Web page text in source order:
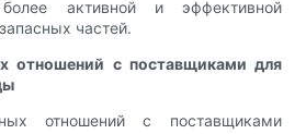
активной и эффективной
частей.
отношений с поставщиками для
отношений с поставщиками